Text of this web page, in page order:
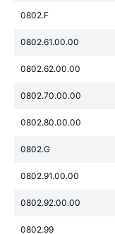
0802.F
0802.61.00.00
0802.62.00.00
0802.70.00.00
0802.80.00.00
0802.G
0802.91.00.00
0802.92.00.00
0802.99